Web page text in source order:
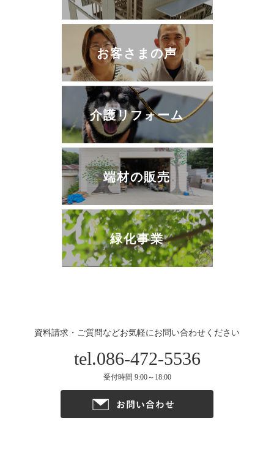
お客さまの声
介護リフォーム
端材の販売
緑化事業
資料請求・ご質問などお気軽にお問い合わせください
tel.086-472-5536
受付時間 9:00～18:00